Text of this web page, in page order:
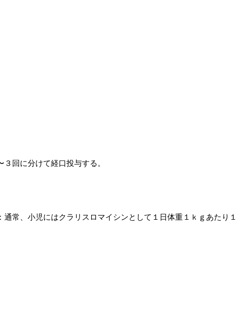
回に分けて経口投与する。
常、小児にはクラリスロマイシンとして１日体重１ｋｇあたり１